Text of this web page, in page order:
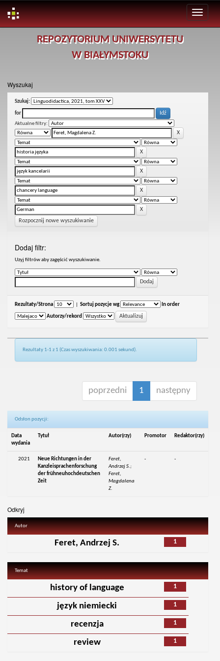
REPOZYTORIUM UNIWERSYTETU
W BIAŁYMSTOKU
Wyszukaj
Szukaj:
for
Aktualne filtry:
Rozpocznij nowe wyszukiwanie
Dodaj filtr:
Uzyj filtrów aby zagęścić wyszukiwanie.
Rezultaty/Strona Sortuj pozycje wg In order
Autorzy/rekord
Rezultaty 1-1 z 1 (Czas wyszukiwania: 0.001 sekund).
poprzedni 1 następny
Odsłon pozycji:
Data
wydania
Tytuł Autor(rzy) Promotor Redaktor(rzy)
2021
Neue Richtungen in der
Kanzleisprachenforschung
der frühneuhochdeutschen
Zeit
Feret,
Andrzej S.;
Feret,
Magdalena
Z.
- -
Odkryj
Autor
1
Feret, Andrzej S.
Temat
1
history of language
1
język niemiecki
1
recenzja
1
review